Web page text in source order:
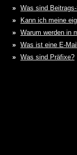
» Was sind
»
Kann ich meine
» Warum werden in
» Was ist eine E-
» Was sind Präfixe?